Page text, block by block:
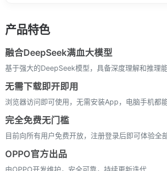
产品特色
融合DeepSeek满血大模型
基于强大的DeepSeek模型，具备深度理解和推理
无需下载即开即用
浏览器访问即可使用，无需安装App，电脑手机都
完全免费无门槛
目前向所有用户免费开放，注册登录后即可体验全
OPPO官方出品
由OPPO开发维护，安全可靠，持续更新迭代